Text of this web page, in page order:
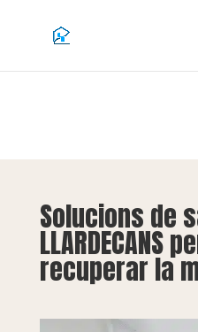
Solucions de
LLARDECANS
recuperar la